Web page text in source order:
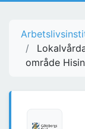
område